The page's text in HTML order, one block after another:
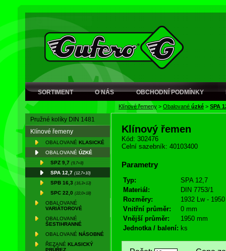
SORTIMENT O NÁS OBCHODNÍ PODMÍNKY
Klínové řemeny > Obalované úzké > SPA
Pružné kolíky DIN 1481
Klínové řemeny
OBALOVANÉ KLASICKÉ
OBALOVANÉ ÚZKÉ
SPZ 9,7 (9,7×8)
SPA 12,7 (12,7×10)
SPB 16,3 (16,3×13)
SPC 22,0 (22,0×18)
OBALOVANÉ
VARIÁTOROVÉ
OBALOVANÉ
ŠESTIHRANNÉ
OBALOVANÉ NÁSOBNÉ
ŘEZANÉ KLASICKÝ
PRŮŘEZ
Klínový řemen
Kód: 302476
Celní sazebník: 40103400
Parametry
Typ:
SPA 12,7
Materiál:
DIN 7753/1
Rozměry:
1932 Lw -
Vnitřní průměr:
0 mm
Vnější průměr:
1950 mm
Jednotka / balení: ks